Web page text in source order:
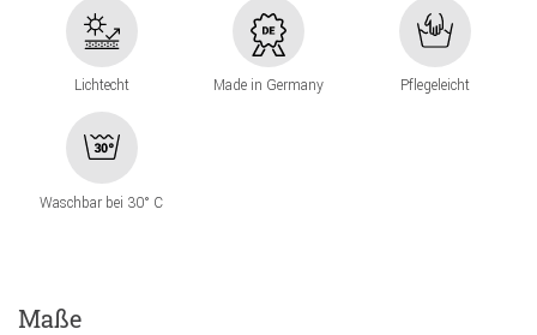
Lichtecht Made in Germany Pflegeleicht
Waschbar bei 30° C
Maße